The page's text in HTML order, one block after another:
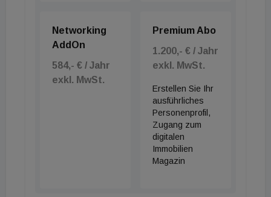
Networking
AddOn
584,- € / Jahr
exkl. MwSt.
Premium Abo
1.200,- € / Jahr
exkl. MwSt.
Erstellen Sie Ihr
ausführliches
Personenprofil,
Zugang zum
digitalen
Immobilien
Magazin